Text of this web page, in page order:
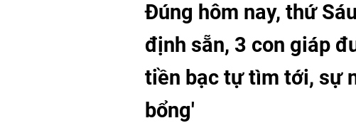
Đúng hôm nay, thứ
định sẵn, 3 con giáp
tiền bạc tự tìm tới, sự
bổng'